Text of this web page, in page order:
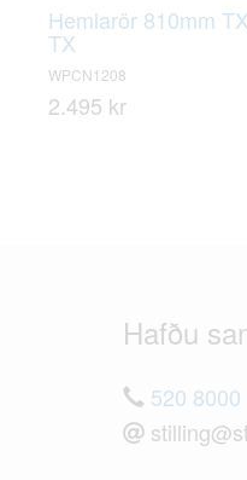
Hemlarör 810mm
TX
WPCN1208
2.495 kr
Hafðu
520 8000